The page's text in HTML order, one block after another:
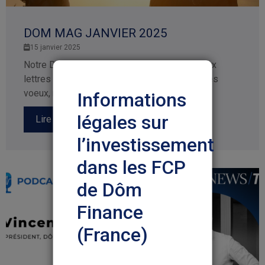
DOM MAG JANVIER 2025
15 janvier 2025
Notre Dôm Mag est arrivé dans vos boites aux
lettres ! Comme chaque année à l’occasion des
voeux, nous...
Lire la suite
Informations
légales sur
l’investissement
dans les FCP
de Dôm
Finance
(France)